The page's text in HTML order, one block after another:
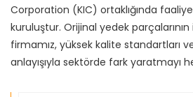
Corporation (KIC) ortaklığında
kuruluştur. Orijinal yedek parçalarının
firmamız, yüksek kalite standartları
anlayışıyla sektörde fark yaratmayı